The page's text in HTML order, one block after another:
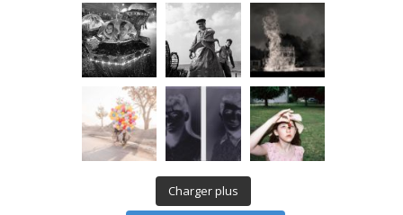
Charger plus